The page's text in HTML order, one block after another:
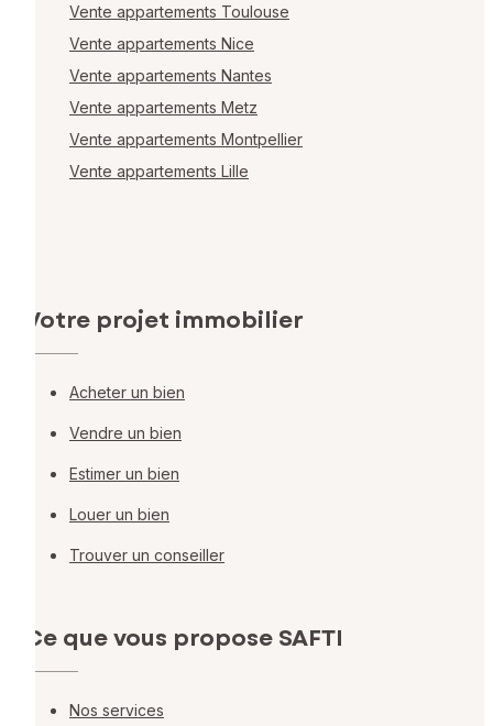
Vente appartements Toulouse
Vente appartements Nice
Vente appartements Nantes
Vente appartements Metz
Vente appartements Montpellier
Vente appartements Lille
Votre projet immobilier
Acheter un bien
Vendre un bien
Estimer un bien
Louer un bien
Trouver un conseiller
Ce que vous propose SAFTI
Nos services